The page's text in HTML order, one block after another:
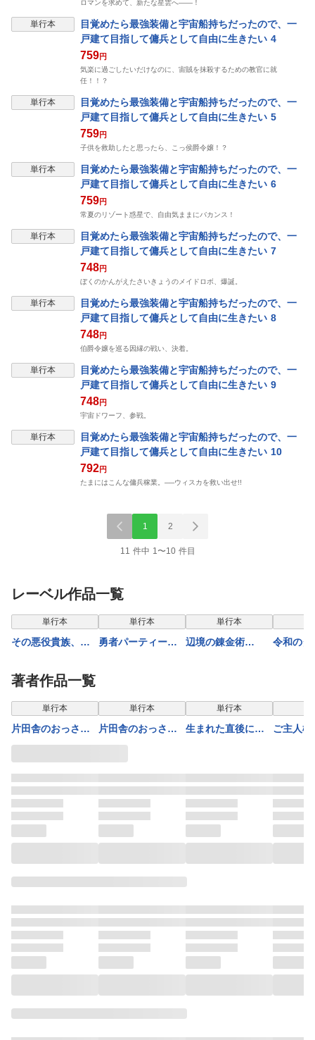
ロマンを求めて、新たな星雲へ――！
単行本
目覚めたら最強装備と宇宙船持ちだったので、一
戸建て目指して傭兵として自由に生きたい 4
759円
気楽に過ごしたいだけなのに、宙賊を抹殺するための教官に就
任！！？
単行本
目覚めたら最強装備と宇宙船持ちだったので、一
戸建て目指して傭兵として自由に生きたい 5
759円
子供を救助したと思ったら、こっ侯爵令嬢！？
単行本
目覚めたら最強装備と宇宙船持ちだったので、一
戸建て目指して傭兵として自由に生きたい 6
759円
常夏のリゾート惑星で、自由気ままにバカンス！
単行本
目覚めたら最強装備と宇宙船持ちだったので、一
戸建て目指して傭兵として自由に生きたい 7
748円
ぼくのかんがえたさいきょうのメイドロボ、爆誕。
単行本
目覚めたら最強装備と宇宙船持ちだったので、一
戸建て目指して傭兵として自由に生きたい 8
748円
伯爵令嬢を巡る因縁の戦い、決着。
単行本
目覚めたら最強装備と宇宙船持ちだったので、一
戸建て目指して傭兵として自由に生きたい 9
748円
宇宙ドワーフ、参戦。
単行本
目覚めたら最強装備と宇宙船持ちだったので、一
戸建て目指して傭兵として自由に生きたい 10
792円
たまにはこんな傭兵稼業。──ウィスカを救い出せ!!
1 2
11 件中 1〜10 件目
レーベル作品一覧
単行本
その悪役貴族、マ
すぎる ５ 〜真
摯な努力で最強と
なり不遇な推しキ
ャラ助けまくる〜
単行本
勇者パーティーを
いてきたんだが 2
単行本
辺境の錬金術
令和の
著者作品一覧
単行本
片田舎のおっさ
ん、剣聖になる外
法剣士 3巻
単行本
片田舎のおっさ
ん、剣聖になる～
師範だったのに、
大成した弟子たち
が俺を放ってくれ
単行本
生まれた直後に捨
ので余裕で生きて
ます ～最強赤ち
ゃん大暴走～１６
ご主人